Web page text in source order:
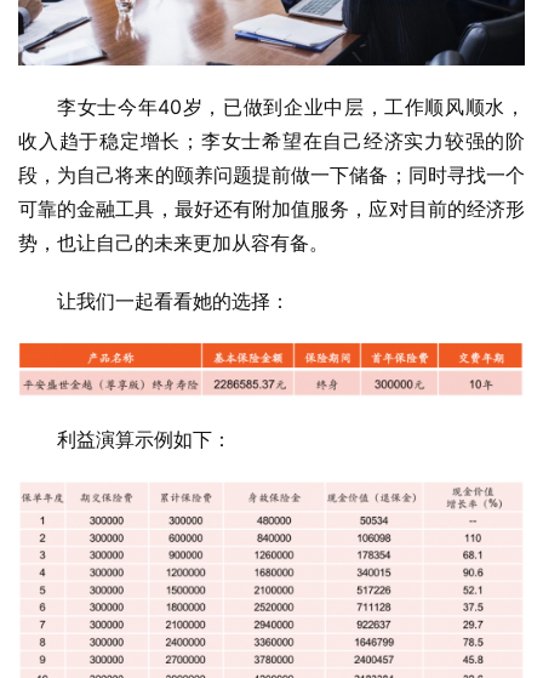
李女士今年40岁，已做到企业中层，工作顺风顺水，
收入趋于稳定增长；李女士希望在自己经济实力较强的阶
段，为自己将来的颐养问题提前做一下储备；同时寻找一个
可靠的金融工具，最好还有附加值服务，应对目前的经济形
势，也让自己的未来更加从容有备。
让我们一起看看她的选择：
利益演算示例如下：